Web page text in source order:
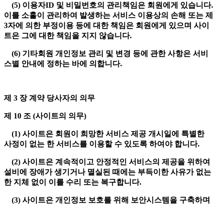
(5) 이용자ID 및 비밀번호의 관리책임은 회원에게 있습니다.
이를 소홀이 관리하여 발생하는 서비스 이용상의 손해 또는 제
3자에 의한 부정이용 등에 대한 책임은 회원에게 있으며 사이
트은 그에 대한 책임을 지지 않습니다.
(6) 기타회원 개인정보 관리 및 변경 등에 관한 사항은 서비
스별 안내에 정하는 바에 의합니다.
제 3 장 계약 당사자의 의무
제 10 조 (사이트의 의무)
(1) 사이트은 회원이 희망한 서비스 제공 개시일에 특별한
사정이 없는 한 서비스를 이용할 수 있도록 하여야 합니다.
(2) 사이트은 계속적이고 안정적인 서비스의 제공을 위하여
설비에 장애가 생기거나 멸실된 때에는 부득이한 사유가 없는
한 지체 없이 이를 수리 또는 복구합니다.
(3) 사이트은 개인정보 보호를 위해 보안시스템을 구축하며